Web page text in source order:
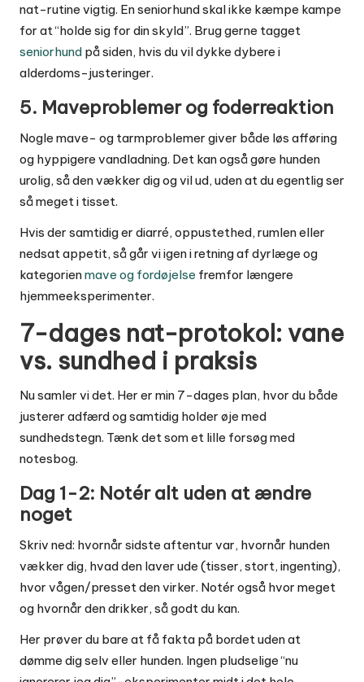
nat-rutine vigtig. En seniorhund skal ikke kæmpe kampe
for at “holde sig for din skyld”. Brug gerne tagget
seniorhund på siden, hvis du vil dykke dybere i
alderdoms-justeringer.
5. Maveproblemer og foderreaktion
Nogle mave- og tarmproblemer giver både løs afføring
og hyppigere vandladning. Det kan også gøre hunden
urolig, så den vækker dig og vil ud, uden at du egentlig ser
så meget i tisset.
Hvis der samtidig er diarré, oppustethed, rumlen eller
nedsat appetit, så går vi igen i retning af dyrlæge og
kategorienmave og fordøjelse fremfor længere
hjemmeeksperimenter.
7-dages nat-protokol: vane
vs. sundhed i praksis
Nu samler vi det. Her er min 7-dages plan, hvor du både
justerer adfærd og samtidig holder øje med
sundhedstegn. Tænk det som et lille forsøg med
notesbog.
Dag 1-2: Notér alt uden at ændre
noget
Skriv ned: hvornår sidste aftentur var, hvornår hunden
vækker dig, hvad den laver ude (tisser, stort, ingenting),
hvor vågen/presset den virker. Notér også hvor meget
og hvornår den drikker, så godt du kan.
Her prøver du bare at få fakta på bordet uden at
dømme dig selv eller hunden. Ingen pludselige “nu